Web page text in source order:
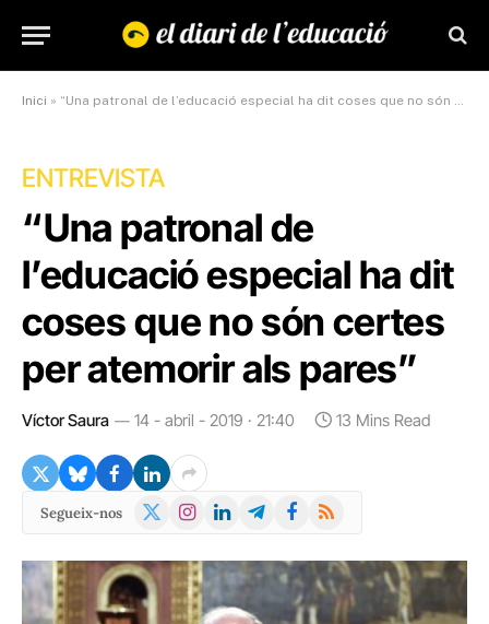
Inici » “Una patronal de l’educació especial ha dit coses que no són certes per atemorir als pares”
ENTREVISTA
“Una patronal de
l’educació especial ha dit
coses que no són certes
per atemorir als pares”
Víctor Saura 14 - abril - 2019 · 21:40 13 Mins Read
Segueix-nos
X
Instagram
LinkedInTelegramFacebook
RSS